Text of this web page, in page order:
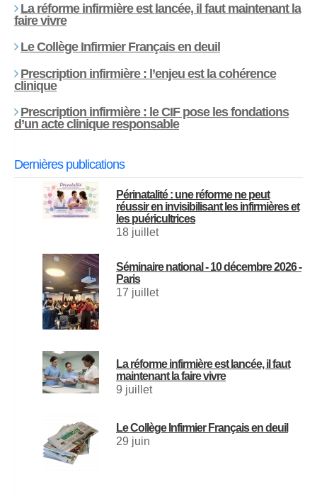
La réforme infirmière est lancée, il faut maintenant la
faire vivre
Le Collège Infirmier Français en deuil
Prescription infirmière : l’enjeu est la cohérence
clinique
Prescription infirmière : le CIF pose les fondations
d’un acte clinique responsable
Dernières publications
Périnatalité : une réforme ne peut
réussir en invisibilisant les infirmières et
les puéricultrices
18 juillet
Séminaire national - 10 décembre 2026 -
Paris
17 juillet
La réforme infirmière est lancée, il faut
maintenant la faire vivre
9 juillet
Le Collège Infirmier Français en deuil
29 juin